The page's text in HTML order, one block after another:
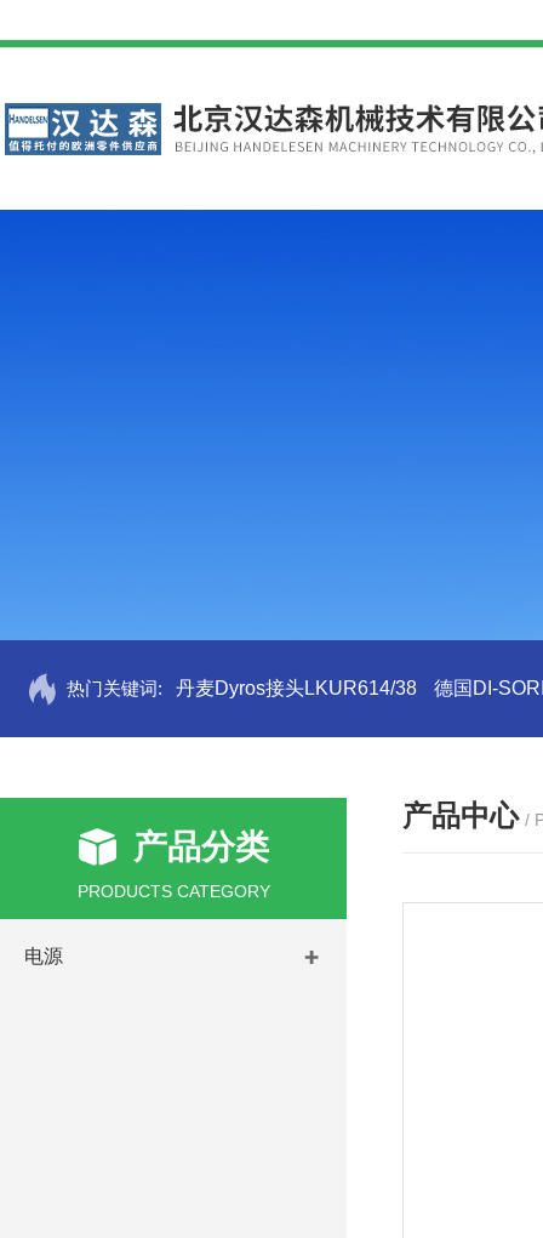
热门关键词: 丹麦Dyros接头LKUR614/38 德国DI-
产品分类
PRODUCTS CATEGORY
电源
产品中心 /